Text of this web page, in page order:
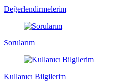
Değerlendirmelerim
Sorularım
Kullanıcı Bilgilerim